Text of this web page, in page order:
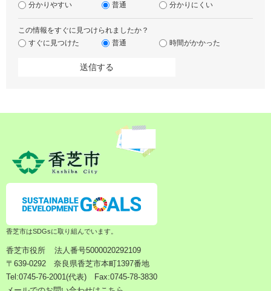
分かりやすい
普通 分かりにくい
この情報をすぐに見つけられましたか？
すぐに見つけた
普通 時間がかかった
香芝市はSDGsに取り組んでいます。
香芝市役所
法人番号5000020292109
〒639-0292 奈良県香芝市本町1397番地
Tel:0745-76-2001(代表) Fax:0745-78-3830